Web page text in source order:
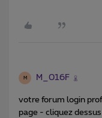
M M_016F
votre forum login
page - cliquez